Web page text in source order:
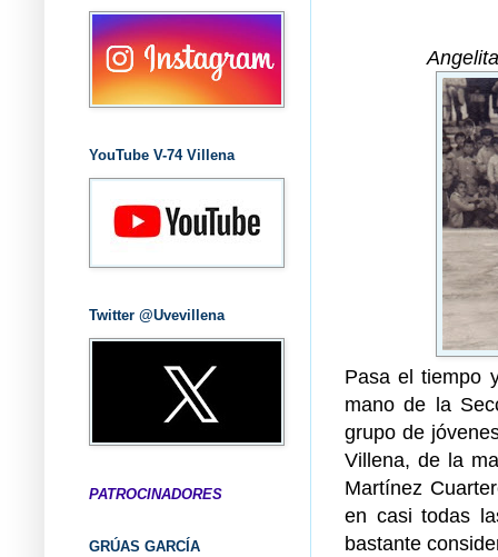
Pasa el tiempo
mano de la
grupo de
Villena, de la
Martínez
en casi todas
bastante
YouTube V-74 Villena
Twitter @Uvevillena
PATROCINADORES
GRÚAS GARCÍA